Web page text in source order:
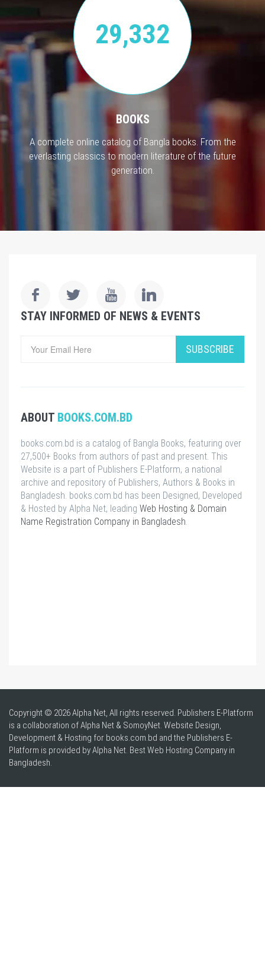
29,332
BOOKS
A complete online catalog of Bangla books. From the
everlasting classics to modern literature of the future
generation.
STAY INFORMED OF NEWS & EVENTS
SUBSCRIBE
ABOUT BOOKS.COM.BD
books.com.bd is a catalog of Bangla Books, featuring over
27,500+ Books from authors of past and present. This
Website is a part of Publishers E-Platform, a national
archive and repository of Publishers, Authors & Books in
Bangladesh. books.com.bd has been Designed, Developed
& Hosted by Alpha Net, leading Web Hosting & Domain
Name Registration Company in Bangladesh
Copyright © 2026 Alpha Net, All rights reserved. Publishers E-Platform
is a collaboration of Alpha Net & SomoyNet. Website Design,
Development & Hosting for books.com.bd and the Publishers E-
Platform is provided by Alpha Net. BestWeb Hosting Company in
Bangladesh.